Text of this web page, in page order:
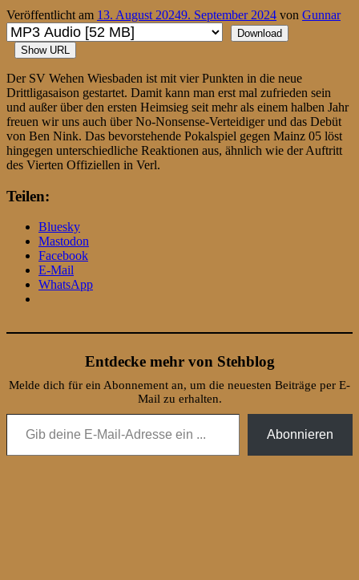
Veröffentlicht am 13. August 20249. September 2024 von Gunnar
Download
Show URL
Der SV Wehen Wiesbaden ist mit vier Punkten in die neue
Drittligasaison gestartet. Damit kann man erst mal zufrieden sein
und außer über den ersten Heimsieg seit mehr als einem halben Jahr
freuen wir uns auch über No-Nonsense-Verteidiger und das Debüt
von Ben Nink. Das bevorstehende Pokalspiel gegen Mainz 05 löst
hingegen unterschiedliche Reaktionen aus, ähnlich wie der Auftritt
des Vierten Offiziellen in Verl.
Teilen:
Bluesky
Mastodon
Facebook
E-Mail
WhatsApp
Entdecke mehr von Stehblog
Melde dich für ein Abonnement an, um die neuesten Beiträge per E-
Mail zu erhalten.
Gib deine E-Mail-Adresse ein ...
Abonnieren